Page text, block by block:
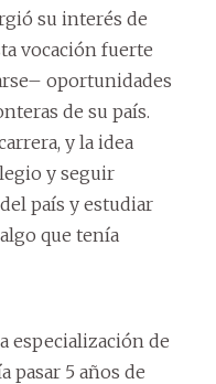
su interés de
vocación fuerte
oportunidades
de su país.
y la idea
y seguir
país y estudiar
que tenía
especialización de
pasar 5 años de